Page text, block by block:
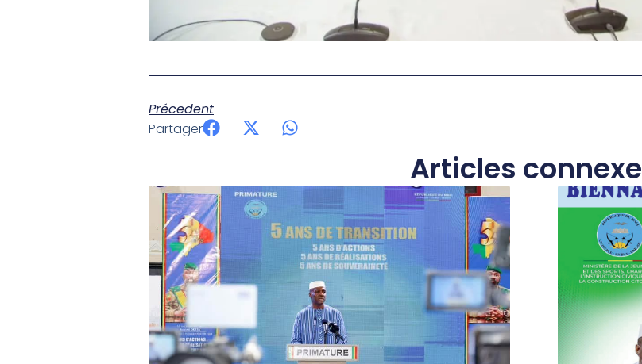
Précedent
Partager
Articles